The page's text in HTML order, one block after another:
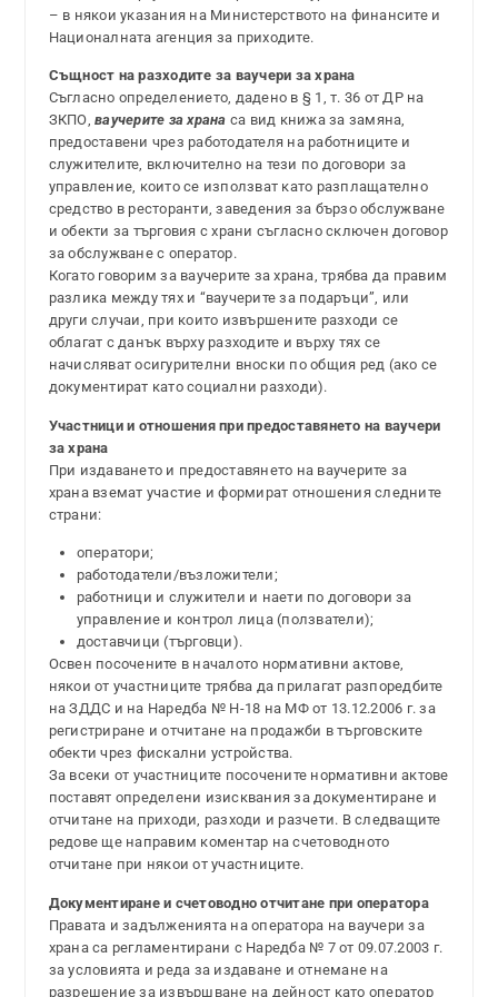
– в някои указания на Министерството на финансите и
Националната агенция за приходите.
Същност на разходите за ваучери за храна
Съгласно определението, дадено в § 1, т. 36 от ДР на
ЗКПО,ваучерите за храна са вид книжа за замяна,
предоставени чрез работодателя на работниците и
служителите, включително на тези по договори за
управление, които се използват като разплащателно
средство в ресторанти, заведения за бързо обслужване
и обекти за търговия с храни съгласно сключен договор
за обслужване с оператор.
Когато говорим за ваучерите за храна, трябва да правим
разлика между тях и “ваучерите за подаръци”, или
други случаи, при които извършените разходи се
облагат с данък върху разходите и върху тях се
начисляват осигурителни вноски по общия ред (ако се
документират като социални разходи).
Участници и отношения при предоставянето на ваучери
за храна
При издаването и предоставянето на ваучерите за
храна вземат участие и формират отношения следните
страни:
оператори;
работодатели/възложители;
работници и служители и наети по договори за
управление и контрол лица (ползватели);
доставчици (търговци).
Освен посочените в началото нормативни актове,
някои от участниците трябва да прилагат разпоредбите
на ЗДДС и на Наредба № Н-18 на МФ от 13.12.2006 г. за
регистриране и отчитане на продажби в търговските
обекти чрез фискални устройства.
За всеки от участниците посочените нормативни актове
поставят определени изисквания за документиране и
отчитане на приходи, разходи и разчети. В следващите
редове ще направим коментар на счетоводното
отчитане при някои от участниците.
Документиране и счетоводно отчитане при оператора
Правата и задълженията на оператора на ваучери за
храна са регламентирани с Наредба № 7 от 09.07.2003 г.
за условията и реда за издаване и отнемане на
разрешение за извършване на дейност като оператор